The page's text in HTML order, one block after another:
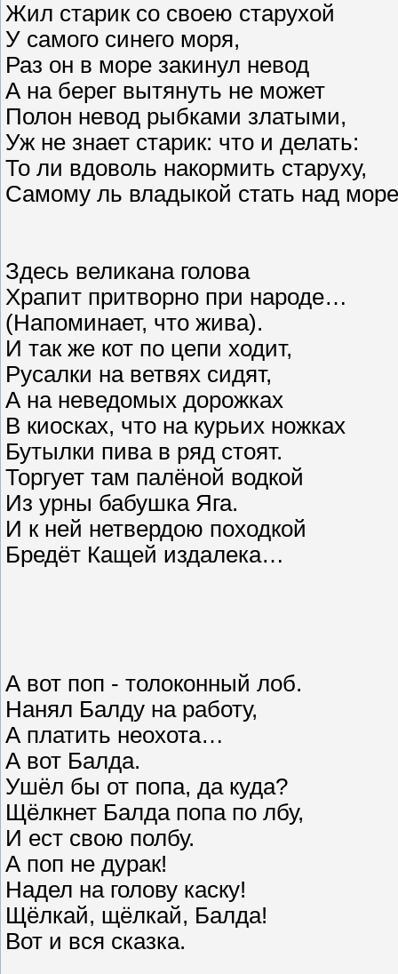
Жил старик со своею старухой
У самого синего моря,
Раз он в море закинул невод
А на берег вытянуть не может
Полон невод рыбками златыми,
Уж не знает старик: что и делать:
То ли вдоволь накормить старуху,
Самому ль владыкой стать над
Здесь великана голова
Храпит притворно при народе…
(Напоминает, что жива).
И так же кот по цепи ходит,
Русалки на ветвях сидят,
А на неведомых дорожках
В киосках, что на курьих ножках
Бутылки пива в ряд стоят.
Торгует там палёной водкой
Из урны бабушка Яга.
И к ней нетвердою походкой
Бредёт Кащей издалека…
А вот поп - толоконный лоб.
Нанял Балду на работу,
А платить неохота…
А вот Балда.
Ушёл бы от попа, да куда?
Щёлкнет Балда попа по лбу,
И ест свою полбу.
А поп не дурак!
Надел на голову каску!
Щёлкай, щёлкай, Балда!
Вот и вся сказка.